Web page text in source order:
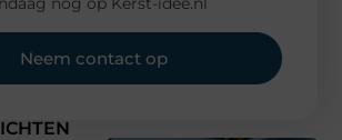
Neem contact op